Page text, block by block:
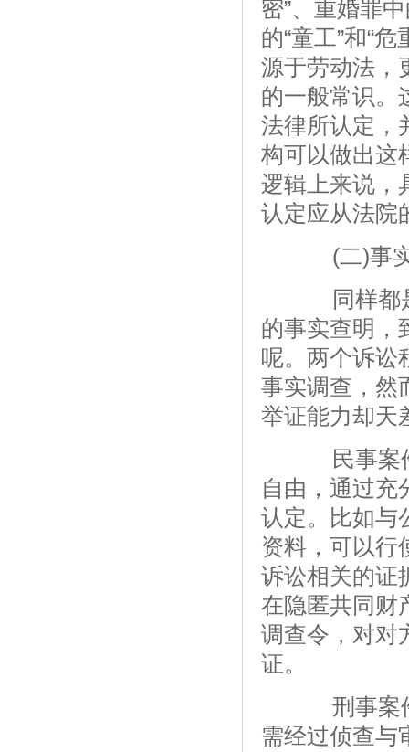
密”、重婚罪
的“童工”和“
源于劳动法，
的一般常识。
法律所认定，
构可以做出这
逻辑上来说，
认定应从法院
(二)事实
同样都是
的事实查明，
呢。两个诉讼
事实调查，然
举证能力却天
民事案件
自由，通过充
认定。比如与
资料，可以行
诉讼相关的证
在隐匿共同财
调查令，对对
证。
刑事案件
需经过侦查与